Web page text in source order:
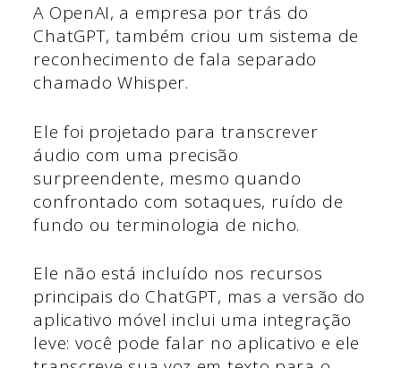
A OpenAI, a empresa por trás do
ChatGPT, também criou um sistema de
reconhecimento de fala separado
chamado Whisper.
Ele foi projetado para transcrever
áudio com uma precisão
surpreendente, mesmo quando
confrontado com sotaques, ruído de
fundo ou terminologia de nicho.
Ele não está incluído nos recursos
principais do ChatGPT, mas a versão do
aplicativo móvel inclui uma integração
leve: você pode falar no aplicativo e ele